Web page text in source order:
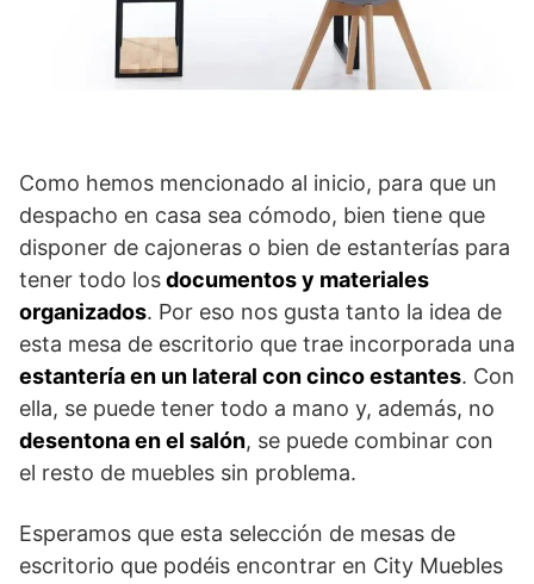
Como hemos mencionado al inicio, para que un
despacho en casa sea cómodo, bien tiene que
disponer de cajoneras o bien de estanterías para
tener todo losdocumentos y materiales
organizados. Por eso nos gusta tanto la idea de
esta mesa de escritorio que trae incorporada una
estantería en un lateral con cinco estantes. Con
ella, se puede tener todo a mano y, además, no
desentona en el salón, se puede combinar con
el resto de muebles sin problema.
Esperamos que esta selección de mesas de
escritorio que podéis encontrar en City Muebles